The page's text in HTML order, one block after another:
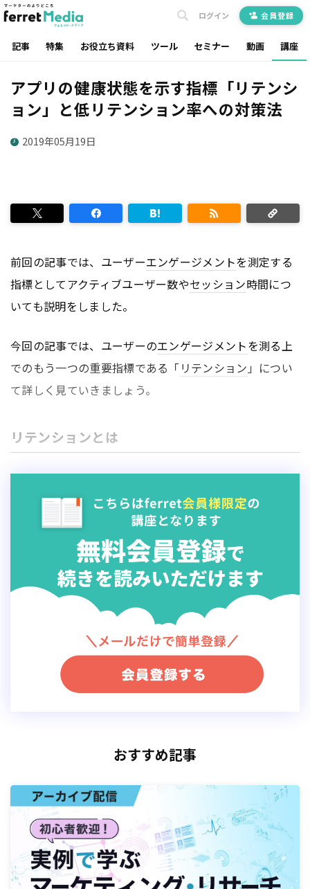
記事 特集 お役立ち資料 ツール セミナー 動画 講座
ログイン 会員登録
アプリの健康状態を示す指標「リテンシ
ョン」と低リテンション率への対策法
2019年05月19日
前回の記事では、ユーザーエンゲージメントを測定する
指標としてアクティブユーザー数やセッション時間につ
いても説明をしました。
今回の記事では、ユーザーのエンゲージメントを測る上
でのもう一つの重要指標である「 リテンション 」につい
て詳しく見ていきましょう。
リテンションとは
アプリ業界では「N日後のリテンション」という言葉を
聞くことがあります。これは、初めてアプリを利用して
から特定の日数（N日）後にも、そのアプリ
ブに利用しているユーザーの割合を示す指標です。
おすすめ記事